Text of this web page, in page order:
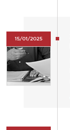
15/01/2025